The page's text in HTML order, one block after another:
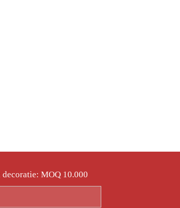
decoratie: MOQ 10.000